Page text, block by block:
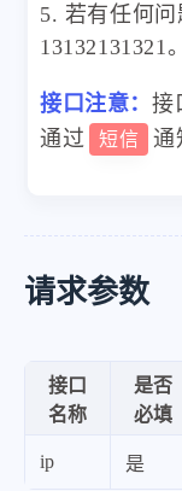
5. 若有任何问
13132131321
接口注意： 接
通过
短信 通
请求参数
接口
名称
是否
必填
ip 是